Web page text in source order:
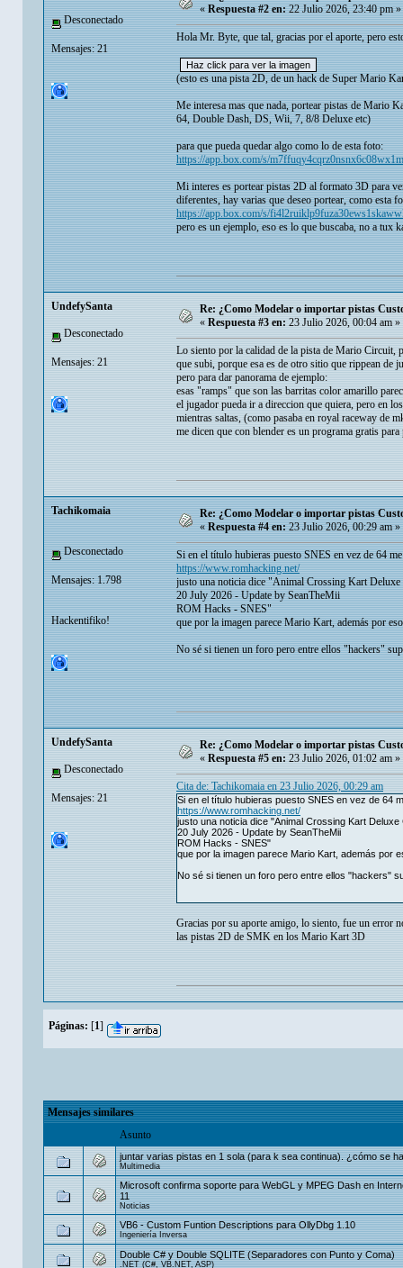
Desconectado
Mensajes: 21
«Respuesta #2 en:22 Julio 2026, 23:40 pm »
Hola Mr. Byte, que tal, gracias por el aporte, pero
(esto es una pista 2D, de un hack de Super Mario
Me interesa mas que nada, portear pistas de
64, Double Dash, DS, Wii, 7, 8/8 Deluxe etc)
para que pueda quedar algo como lo de esta foto:
https://app.box.com/s/
Mi interes es portear pistas 2D al formato 3D para
diferentes, hay varias que deseo portear, como esta
https://app.box.com/s/
pero es un ejemplo, eso es lo que buscaba, no a
UndefySanta
Desconectado
Mensajes: 21
Re: ¿Como Modelar o importar pistas
« Respuesta #3 en: 23 Julio 2026, 00:04 am »
Lo siento por la calidad de la pista de Mario Circuit,
que subi, porque esa es de otro sitio que rippean de
pero para dar panorama de ejemplo:
esas "ramps" que son las barritas color amarillo
el jugador pueda ir a direccion que quiera, pero en
mientras saltas, (como pasaba en royal raceway de
me dicen que con blender es un programa gratis para
Tachikomaia
Desconectado
Mensajes: 1.798
Hackentifiko!
Re: ¿Como Modelar o importar pistas
«Respuesta #4 en:23 Julio 2026, 00:29 am »
Si en el título hubieras puesto SNES en vez de 64
https://www.romhacking.net/
justo una noticia dice "Animal Crossing Kart
20 July 2026 - Update by SeanTheMii
ROM Hacks - SNES"
que por la imagen parece Mario Kart, además por
No sé si tienen un foro pero entre ellos "hackers"
UndefySanta
Desconectado
Mensajes: 21
Re: ¿Como Modelar o importar pistas
« Respuesta #5 en: 23 Julio 2026, 01:02 am »
Cita de: Tachikomaia en 23 Julio 2026, 00:29 am
Si en el título hubieras puesto SNES en vez de 64
https://www.romhacking.net/
justo una noticia dice "Animal Crossing Kart Deluxe
20 July 2026 - Update by SeanTheMii
ROM Hacks - SNES"
que por la imagen parece Mario Kart, además por
No sé si tienen un foro pero entre ellos "hackers"
Gracias por su aporte amigo, lo siento, fue un error
las pistas 2D de SMK en los Mario Kart 3D
Páginas: [1]
Mensajes similares
Asunto
juntar varias pistas en 1 sola (para k sea continua). ¿cómo se
Multimedia
Microsoft confirma soporte para WebGL y MPEG Dash en
11
Noticias
VB6 - Custom Funtion Descriptions para OllyDbg 1.10
Ingeniería Inversa
Double C# y Double SQLITE (Separadores con Punto y Coma)
.NET (C#, VB.NET, ASP)